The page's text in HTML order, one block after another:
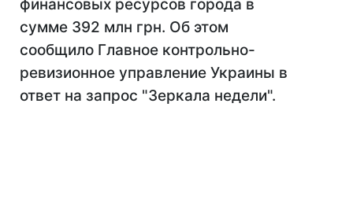
финансовых ресурсов города в
сумме 392 млн грн. Об этом
сообщило Главное контрольно-
ревизионное управление Украины в
ответ на запрос "Зеркала недели".